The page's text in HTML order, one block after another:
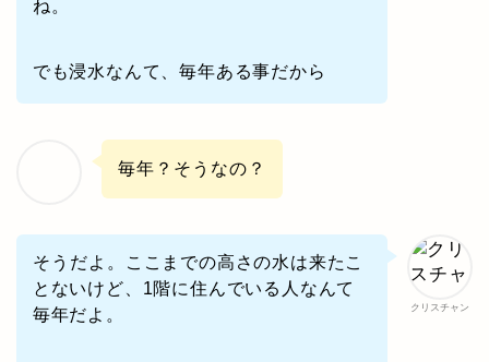
ね。
でも浸水なんて、毎年ある事だから
毎年？そうなの？
クリスチャン
そうだよ。
ここまでの高さの水は来たこ
とないけど、1階に住んでいる人なんて
毎年だよ。